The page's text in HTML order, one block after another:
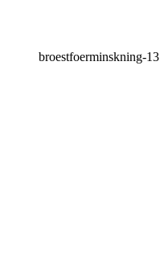
broestfoerminskning-13